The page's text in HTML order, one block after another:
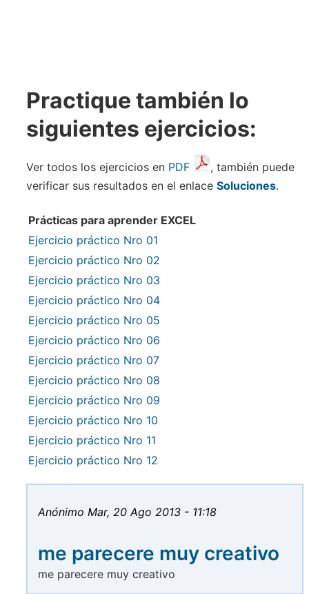
Practique también lo
siguientes ejercicios:
Ver todos los ejercicios en PDF
, también puede
verificar sus resultados en el enlace Soluciones.
Prácticas para aprender EXCEL
Ejercicio práctico Nro 01
Ejercicio práctico Nro 02
Ejercicio práctico Nro 03
Ejercicio práctico Nro 04
Ejercicio práctico Nro 05
Ejercicio práctico Nro 06
Ejercicio práctico Nro 07
Ejercicio práctico Nro 08
Ejercicio práctico Nro 09
Ejercicio práctico Nro 10
Ejercicio práctico Nro 11
Ejercicio práctico Nro 12
Anónimo Mar, 20 Ago 2013 - 11:18
me parecere muy creativo
me parecere muy creativo